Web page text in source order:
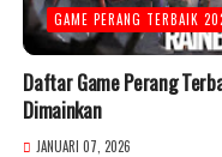
GAME PERANG TERBAIK
Daftar Game Perang
Dimainkan
JANUARI 07, 2026